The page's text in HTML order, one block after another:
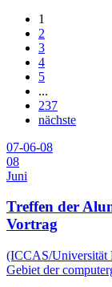
1
2
3
4
5
...
237
nächste
07-06-08
08
Juni
Treffen der
Vortrag
(ICCAS/Universität
Gebiet der